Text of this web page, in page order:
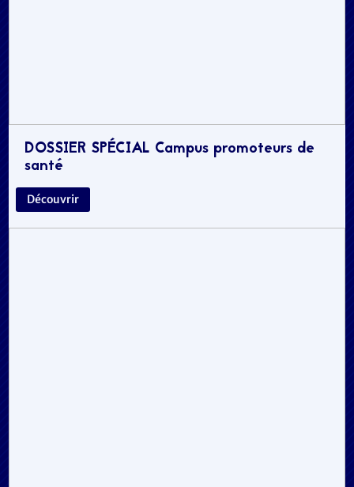
DOSSIER SPÉCIAL Campus promoteurs de
santé
Découvrir